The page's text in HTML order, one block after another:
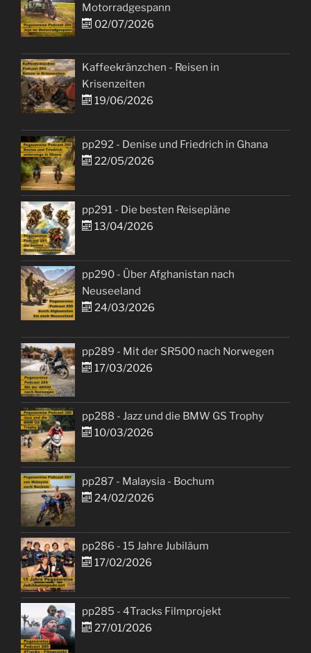
Motorradgespann
02/07/2026
Kaffeekränzchen - Reisen in
Krisenzeiten
19/06/2026
pp292 - Denise und Friedrich in Ghana
22/05/2026
pp291 - Die besten Reisepläne
13/04/2026
pp290 - Über Afghanistan nach
Neuseeland
24/03/2026
pp289 - Mit der SR500 nach Norwegen
17/03/2026
pp288 - Jazz und die BMW GS Trophy
10/03/2026
pp287 - Malaysia - Bochum
24/02/2026
pp286 - 15 Jahre Jubiläum
17/02/2026
pp285 - 4Tracks Filmprojekt
27/01/2026